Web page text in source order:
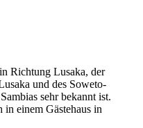
Richtung Lusaka, der
und des Soweto-
sehr bekannt ist.
in einem Gästehaus in